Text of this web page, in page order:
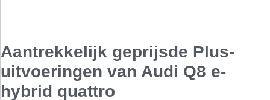
Aantrekkelijk geprijsde Plus-
uitvoeringen van Audi Q8 e-
hybrid quattro